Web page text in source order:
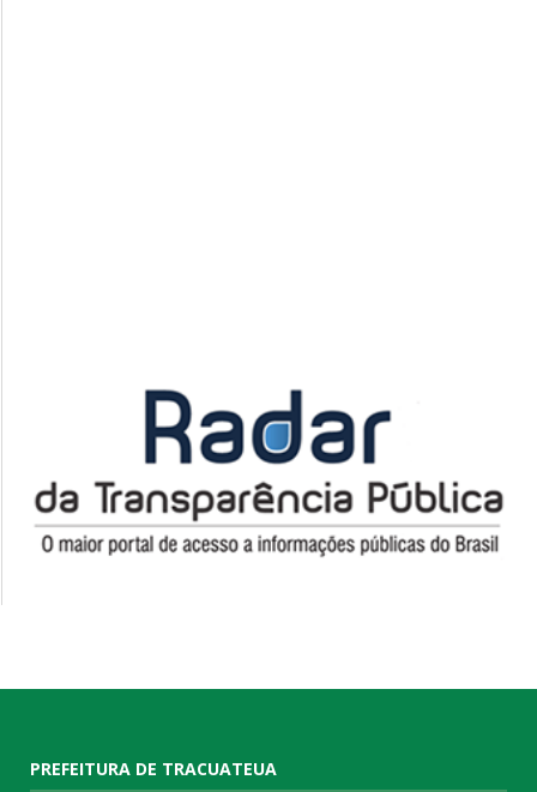
PREFEITURA DE TRACUATEUA